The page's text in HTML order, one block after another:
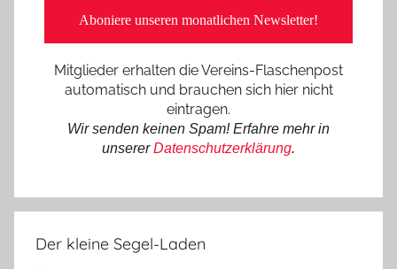
Mitglieder erhalten die Vereins-Flaschenpost
automatisch und brauchen sich hier nicht
eintragen.
Wir senden keinen Spam! Erfahre mehr in
unsererDatenschutzerklärung.
Der kleine Segel-Laden